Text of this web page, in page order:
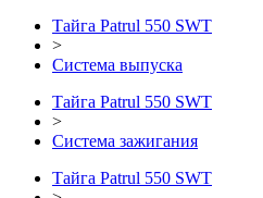
Тайга Patrul 550 SWT
>
Система выпуска
Тайга Patrul 550 SWT
>
Система зажигания
Тайга Patrul 550 SWT